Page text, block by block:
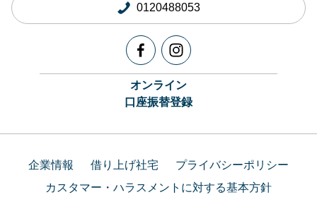
0120488053
オンライン
口座振替登録
企業情報 借り上げ社宅
プライバシーポリシー
カスタマー・ハラスメントに対する基本方針